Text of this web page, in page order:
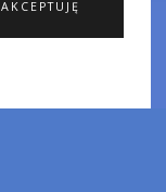
AKCEPTUJĘ